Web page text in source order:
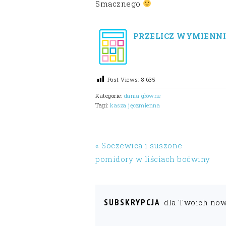
Smacznego
PRZELICZ
Post Views: 8 635
Kategorie: dania główne
Tagi: kasza jęczmienna
« Soczewica i suszone
pomidory w liściach boćwiny
SUBSKRYPCJA dla Twoich